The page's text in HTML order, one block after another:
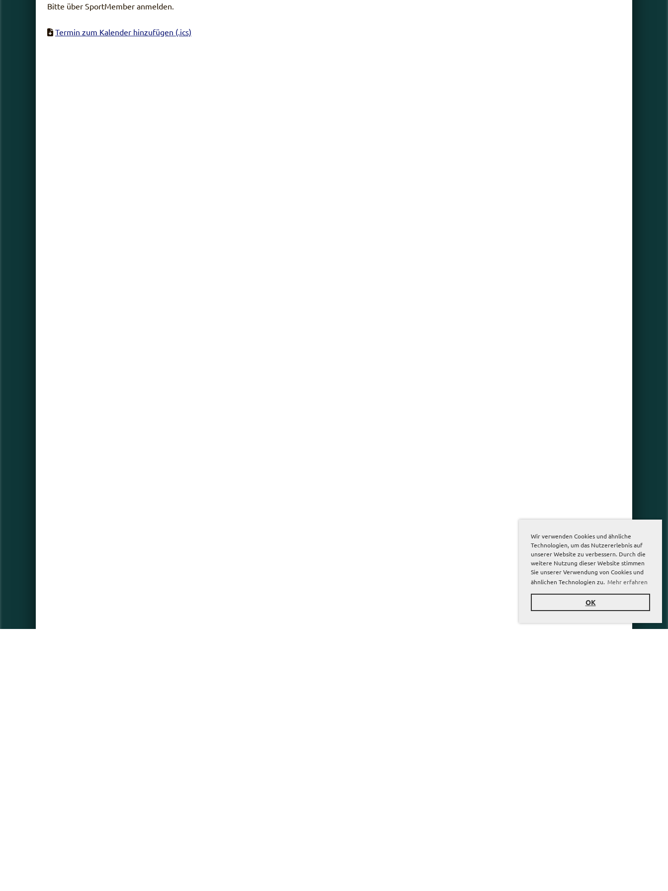
Wir verwenden Cookies und ähnliche
Technologien, um das Nutzererlebnis auf
unserer Website zu verbessern. Durch die
weitere Nutzung dieser Website stimmen
Sie unserer Verwendung von Cookies und
ähnlichen Technologien zu. Mehr erfahren
OK
Bitte über SportMember anmelden.
Termin zum Kalender hinzufügen (.ics)